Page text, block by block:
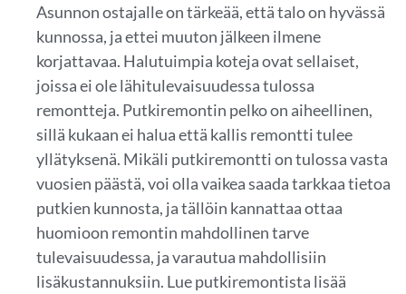
Asunnon ostajalle on tärkeää, että talo on hyvässä
kunnossa, ja ettei muuton jälkeen ilmene
korjattavaa. Halutuimpia koteja ovat sellaiset,
joissa ei ole lähitulevaisuudessa tulossa
remontteja. Putkiremontin pelko on aiheellinen,
sillä kukaan ei halua että kallis remontti tulee
yllätyksenä. Mikäli putkiremontti on tulossa vasta
vuosien päästä, voi olla vaikea saada tarkkaa tietoa
putkien kunnosta, ja tällöin kannattaa ottaa
huomioon remontin mahdollinen tarve
tulevaisuudessa, ja varautua mahdollisiin
lisäkustannuksiin. Lue putkiremontista lisää